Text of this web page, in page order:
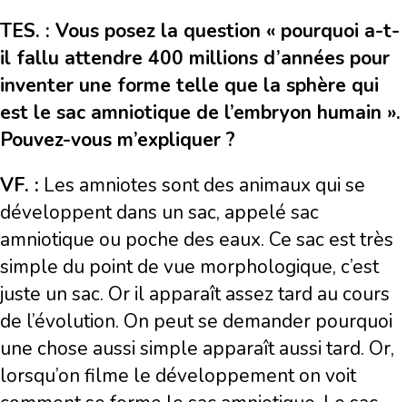
TES. : Vous posez la question « pourquoi a-t-
il fallu attendre 400 millions d’années pour
inventer une forme telle que la sphère qui
est le sac amniotique de l’embryon humain ».
Pouvez-vous m’expliquer ?
VF. : Les amniotes sont des animaux qui se
développent dans un sac, appelé sac
amniotique ou poche des eaux. Ce sac est très
simple du point de vue morphologique, c’est
juste un sac. Or il apparaît assez tard au cours
de l’évolution. On peut se demander pourquoi
une chose aussi simple apparaît aussi tard. Or,
lorsqu’on filme le développement on voit